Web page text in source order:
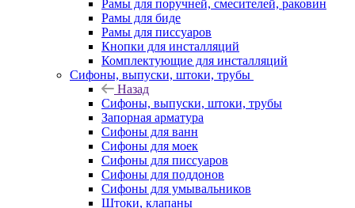
Рамы для поручней, смесителей, раковин
Рамы для биде
Рамы для писсуаров
Кнопки для инсталляций
Комплектующие для инсталляций
Сифоны, выпуски, штоки, трубы
Назад
Сифоны, выпуски, штоки, трубы
Запорная арматура
Сифоны для ванн
Сифоны для моек
Сифоны для писсуаров
Сифоны для поддонов
Сифоны для умывальников
Штоки, клапаны